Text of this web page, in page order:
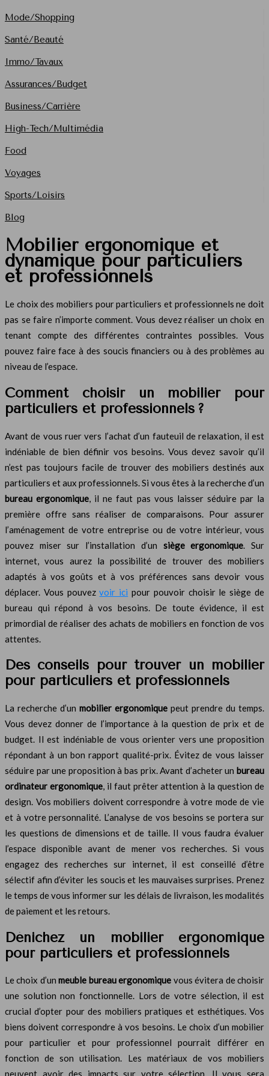
Mode/Shopping
Santé/Beauté
Immo/Tavaux
Assurances/Budget
Business/Carrière
High-Tech/Multimédia
Food
Voyages
Sports/Loisirs
Blog
Mobilier ergonomique et
dynamique pour particuliers
et professionnels
Le choix des mobiliers pour particuliers et professionnels ne doit
pas se faire n’importe comment. Vous devez réaliser un choix en
tenant compte des différentes contraintes possibles. Vous
pouvez faire face à des soucis financiers ou à des problèmes au
niveau de l’espace.
Comment choisir un mobilier pour
particuliers et professionnels ?
Avant de vous ruer vers l’achat d’un fauteuil de relaxation, il est
indéniable de bien définir vos besoins. Vous devez savoir qu’il
n’est pas toujours facile de trouver des mobiliers destinés aux
particuliers et aux professionnels. Si vous êtes à la recherche d’un
bureau ergonomique , il ne faut pas vous laisser séduire par la
première offre sans réaliser de comparaisons. Pour assurer
l’aménagement de votre entreprise ou de votre intérieur, vous
pouvez miser sur l’installation d’un siège ergonomique . Sur
internet, vous aurez la possibilité de trouver des mobiliers
adaptés à vos goûts et à vos préférences sans devoir vous
déplacer. Vous pouvezvoir ici pour pouvoir choisir le siège de
bureau qui répond à vos besoins. De toute évidence, il est
primordial de réaliser des achats de mobiliers en fonction de vos
attentes.
Des conseils pour trouver un mobilier
pour particuliers et professionnels
La recherche d’un mobilier ergonomique peut prendre du temps.
Vous devez donner de l’importance à la question de prix et de
budget. Il est indéniable de vous orienter vers une proposition
répondant à un bon rapport qualité-prix. Évitez de vous laisser
séduire par une proposition à bas prix. Avant d’acheter un bureau
ordinateur ergonomique, il faut prêter attention à la question de
design. Vos mobiliers doivent correspondre à votre mode de vie
et à votre personnalité. L’analyse de vos besoins se portera sur
les questions de dimensions et de taille. Il vous faudra évaluer
l’espace disponible avant de mener vos recherches. Si vous
engagez des recherches sur internet, il est conseillé d’être
sélectif afin d’éviter les soucis et les mauvaises surprises. Prenez
le temps de vous informer sur les délais de livraison, les modalités
de paiement et les retours.
Dénichez un mobilier ergonomique
pour particuliers et professionnels
Le choix d’unmeuble bureau ergonomique vous évitera de choisir
une solution non fonctionnelle. Lors de votre sélection, il est
crucial d’opter pour des mobiliers pratiques et esthétiques. Vos
biens doivent correspondre à vos besoins. Le choix d’un mobilier
pour particulier et pour professionnel pourrait différer en
fonction de son utilisation. Les matériaux de vos mobiliers
peuvent avoir des impacts sur votre sélection. Il vous sera